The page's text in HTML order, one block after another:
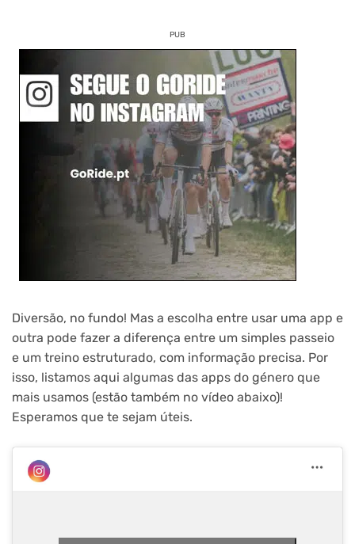
PUB
Diversão, no fundo! Mas a escolha entre usar uma app e
outra pode fazer a diferença entre um simples passeio
e um treino estruturado, com informação precisa. Por
isso, listamos aqui algumas das apps do género que
mais usamos (estão também no vídeo abaixo)!
Esperamos que te sejam úteis.